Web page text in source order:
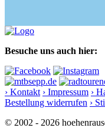
Besuche uns auch hier:
› Kontakt › Impressum ›
Bestellung widerrufen ›
© 2002 - 2026